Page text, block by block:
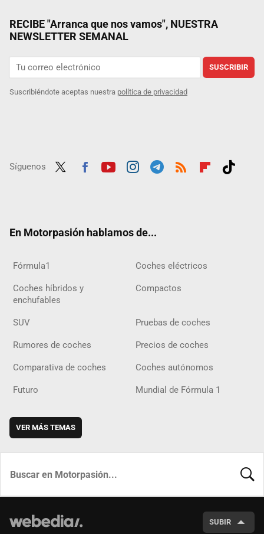
RECIBE "Arranca que nos vamos", NUESTRA
NEWSLETTER SEMANAL
SUSCRIBIR
Suscribiéndote aceptas nuestra política de privacidad
Síguenos
En Motorpasión hablamos de...
Fórmula1 Coches eléctricos
Coches híbridos y
enchufables
Compactos
SUV Pruebas de coches
Rumores de coches Precios de coches
Comparativa de coches Coches autónomos
Futuro Mundial de Fórmula 1
VER MÁS TEMAS
SUBIR